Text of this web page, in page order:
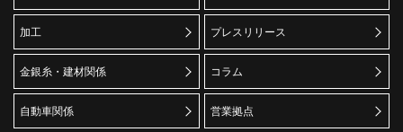
加工
金銀糸・建材関係
自動車関係
プレスリリース
コラム
営業拠点